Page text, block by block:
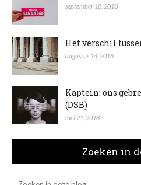
september 18, 2010
Het verschil
augustus 14, 2018
Kaptein: ons
(DSB)
mei 21, 2018
Zoeken in